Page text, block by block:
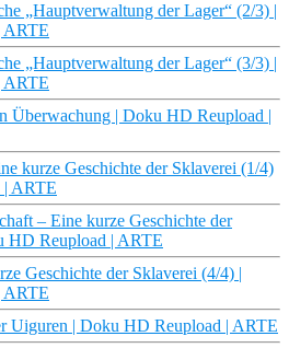
„Hauptverwaltung der Lager“ (2/3) |
ARTE
„Hauptverwaltung der Lager“ (3/3) |
ARTE
Überwachung | Doku HD Reupload |
kurze Geschichte der Sklaverei (1/4)
| ARTE
– Eine kurze Geschichte der
HD Reupload | ARTE
Geschichte der Sklaverei (4/4) |
ARTE
Uiguren | Doku HD Reupload | ARTE